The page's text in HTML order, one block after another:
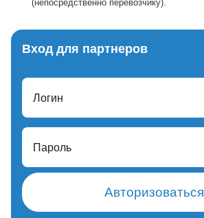
(непосредственно перевозчику).
Вход для партнеров
Логин
Пароль
Авторизоваться